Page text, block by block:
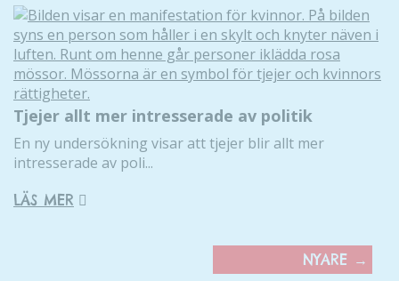
Tjejer allt mer intresserade av politik
En ny undersökning visar att tjejer blir allt mer
intresserade av poli...
LÄS MER
NYARE →